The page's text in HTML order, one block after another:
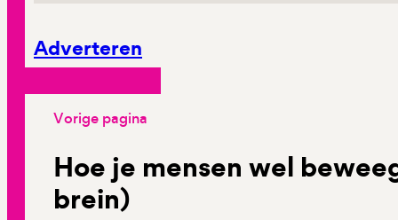
Adverteren
Vorige pagina
Hoe je mensen wel
brein)